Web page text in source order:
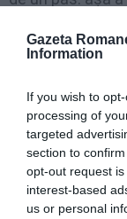
Gazeta
Information
If you wish to
processing of
targeted
section to
opt-out request
interest-based
us or personal
promoveze
oferitmicilor